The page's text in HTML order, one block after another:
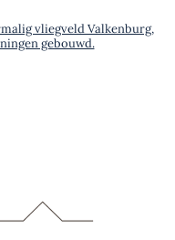
vliegveld Valkenburg,
gebouwd.